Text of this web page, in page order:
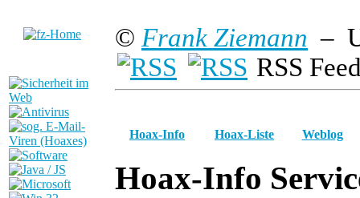
© Frank Ziemann –
RSS
Hoax-Info Hoax-Liste Weblog
Hoax-Info